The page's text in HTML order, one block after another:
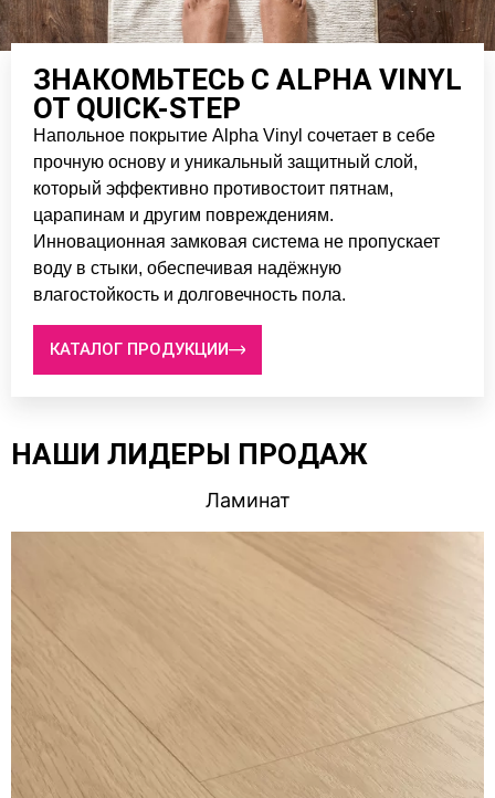
ЗНАКОМЬТЕСЬ С ALPHA VINYL
ОТ QUICK-STEP
Напольное покрытие Alpha Vinyl сочетает в себе
прочную основу и уникальный защитный слой,
который эффективно противостоит пятнам,
царапинам и другим повреждениям.
Инновационная замковая система не пропускает
воду в стыки, обеспечивая надёжную
влагостойкость и долговечность пола.
КАТАЛОГ ПРОДУКЦИИ
НАШИ ЛИДЕРЫ ПРОДАЖ
Ламинат